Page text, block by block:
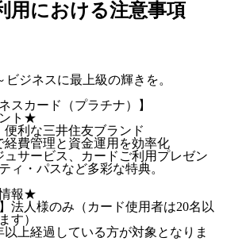
用における注意事項
ビジネスに最上級の輝きを。
スカード（プラチナ）】
ト★
便利な三井住友ブランド
経費管理と資金運用を効率化
ュサービス、カードご利用プレゼン
ィ・パスなど多彩な特典。
報★
法人様のみ（カード使用者は20名以
す）
上経過している方が対象となりま